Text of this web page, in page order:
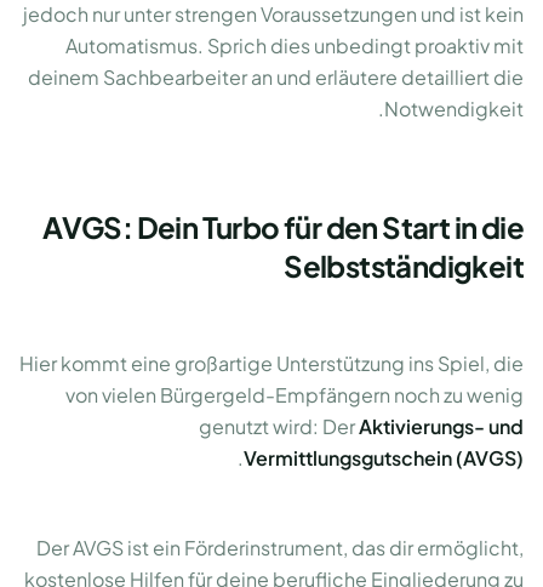
jedoch nur unter strengen Voraussetzungen und ist kein
Automatismus. Sprich dies unbedingt proaktiv mit
deinem Sachbearbeiter an und erläutere detailliert die
Notwendigkeit.
AVGS: Dein Turbo für den Start in die
Selbstständigkeit
Hier kommt eine großartige Unterstützung ins Spiel, die
von vielen Bürgergeld-Empfängern noch zu wenig
genutzt wird: DerAktivierungs- und
Vermittlungsgutschein (AVGS)
.
Der AVGS ist ein Förderinstrument, das dir ermöglicht,
kostenlose Hilfen für deine berufliche Eingliederung zu